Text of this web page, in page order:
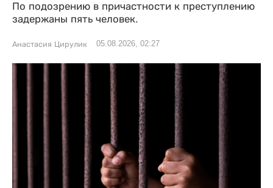
По подозрению в причастности к преступлению
задержаны пять человек.
Анастасия Цирулик 05.08.2026, 02:27